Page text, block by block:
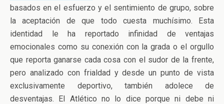
basados en el esfuerzo y el sentimiento de grupo, sobre
la aceptación de que todo cuesta muchísimo. Esta
identidad le ha reportado infinidad de ventajas
emocionales como su conexión con la grada o el orgullo
que reporta ganarse cada cosa con el sudor de la frente,
pero analizado con frialdad y desde un punto de vista
exclusivamente deportivo, también adolece de
desventajas. El Atlético no lo dice porque ni debe ni